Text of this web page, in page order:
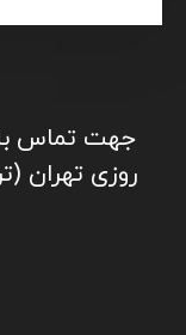
جهت تماس با